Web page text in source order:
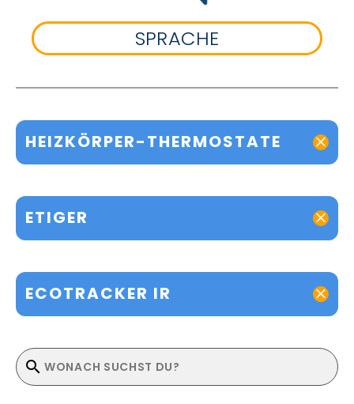
SPRACHE
HEIZKÖRPER-THERMOSTATE
ETIGER
ECOTRACKER IR